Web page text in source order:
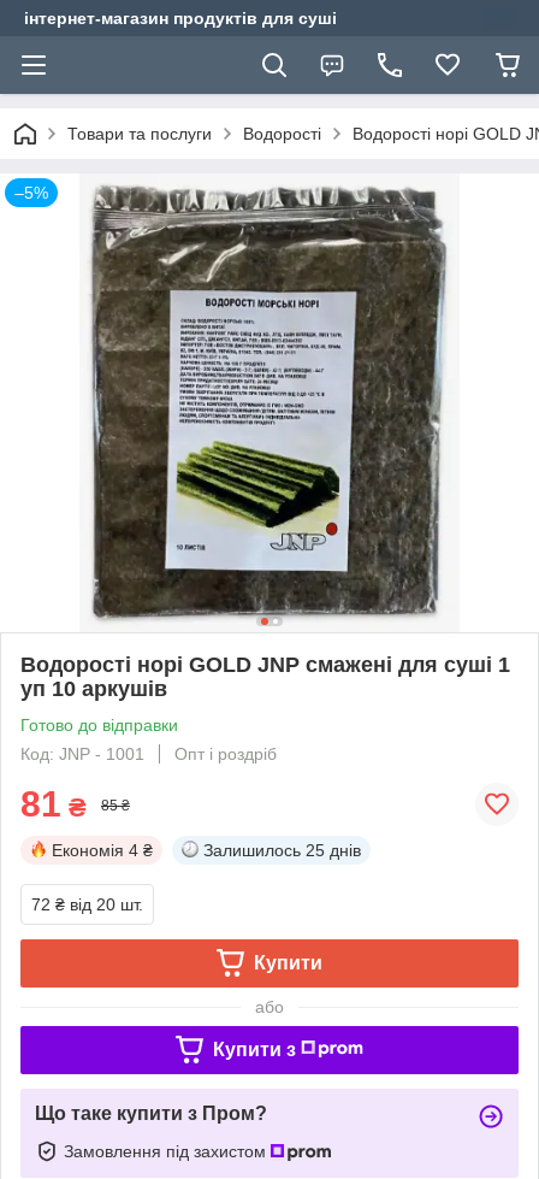
інтернет-магазин продуктів для суші
Товари та послуги Водорості Водорості норі GOLD
–5%
Водорості норі GOLD JNP смажені для суші 1
уп 10 аркушів
Готово до відправки
Код: JNP - 1001
Опт і роздріб
81 ₴ 85 ₴
Економія 4 ₴ Залишилось 25 днів
72 ₴ від 20 шт.
Купити
або
Купити з
Що таке купити з Пром?
Замовлення під захистом